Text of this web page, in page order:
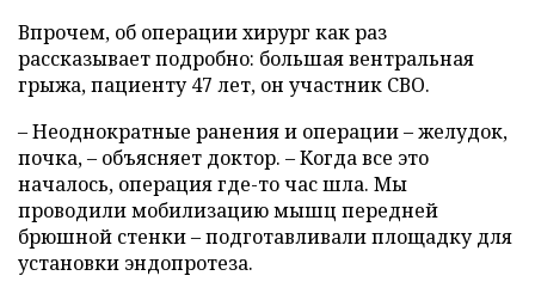
Впрочем, об операции хирург как раз
рассказывает подробно: большая вентральная
грыжа, пациенту 47 лет, он участник СВО.
– Неоднократные ранения и операции – желудок,
почка, – объясняет доктор. – Когда все это
началось, операция где-то час шла. Мы
проводили мобилизацию мышц передней
брюшной стенки – подготавливали площадку для
установки эндопротеза.